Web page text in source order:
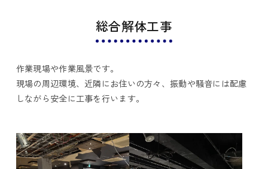
総合解体工事
作業現場や作業風景です。
現場の周辺環境、近隣にお住いの方々、振動や騒音には配慮
しながら安全に工事を行います。